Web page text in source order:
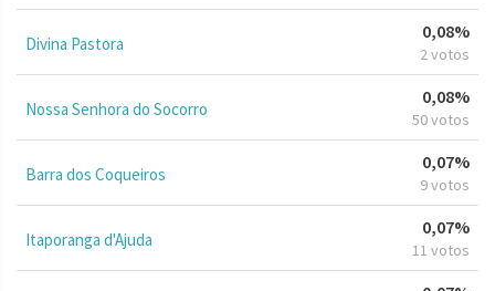
Divina Pastora
0,08%
2 votos
Nossa Senhora do Socorro
0,08%
50 votos
Barra dos Coqueiros
0,07%
9 votos
Itaporanga d'Ajuda
0,07%
11 votos